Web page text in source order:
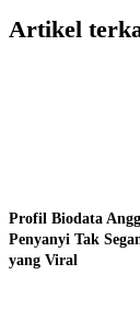
Artikel
Profil Biodata
Penyanyi Tak
yang Viral